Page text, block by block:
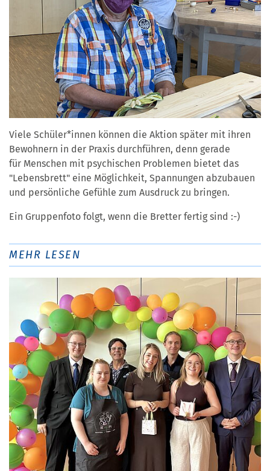
Viele Schüler*innen können die Aktion später mit ihren
Bewohnern in der Praxis durchführen, denn gerade
für Menschen mit psychischen Problemen bietet das
"Lebensbrett" eine Möglichkeit, Spannungen abzubauen
und persönliche Gefühle zum Ausdruck zu bringen.
Ein Gruppenfoto folgt, wenn die Bretter fertig sind :-)
MEHR LESEN